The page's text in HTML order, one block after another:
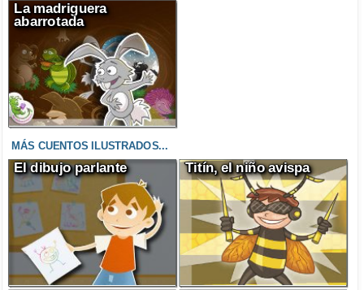
La madriguera
abarrotada
MÁS CUENTOS ILUSTRADOS...
El dibujo parlante Titín, el niño avispa